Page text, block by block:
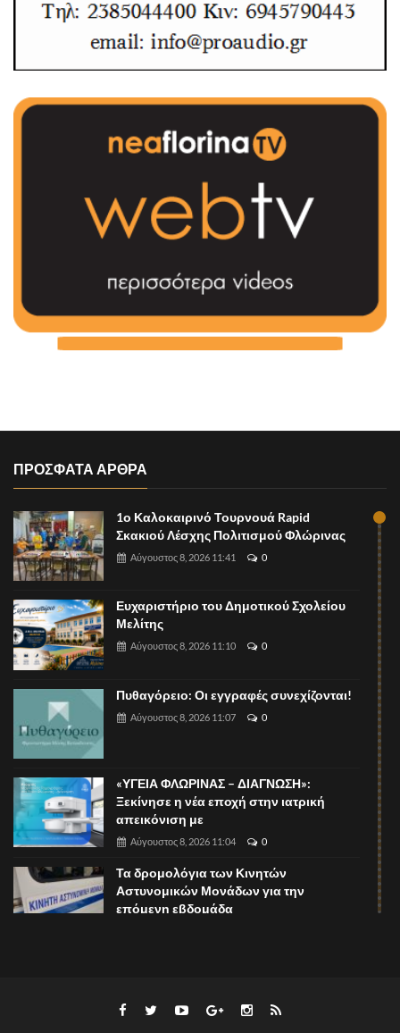
ΠΡΟΣΦΑΤΑ ΑΡΘΡΑ
1ο Καλοκαιρινό Τουρνουά Rapid
Σκακιού Λέσχης Πολιτισμού Φλώρινας
Αύγουστος 8, 2026 11:41 0
Ευχαριστήριο του Δημοτικού Σχολείου
Μελίτης
Αύγουστος 8, 2026 11:10 0
Πυθαγόρειο: Οι εγγραφές συνεχίζονται!
Αύγουστος 8, 2026 11:07 0
«ΥΓΕΙΑ ΦΛΩΡΙΝΑΣ – ΔΙΑΓΝΩΣΗ»:
Ξεκίνησε η νέα εποχή στην ιατρική
απεικόνιση με
Αύγουστος 8, 2026 11:04 0
Τα δρομολόγια των Κινητών
Αστυνομικών Μονάδων για την
επόμενη εβδομάδα
Αύγουστος 8, 2026 10:57